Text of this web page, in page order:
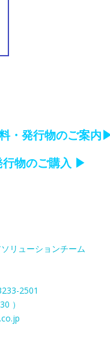
・発行物のご案内
行物のご購入 ▶
リューションチーム
2501
）